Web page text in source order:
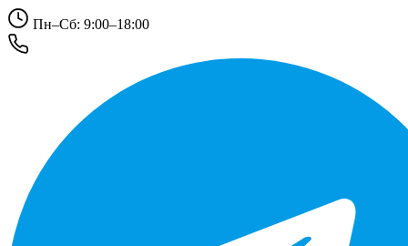
Пн–Сб: 9:00–18:00